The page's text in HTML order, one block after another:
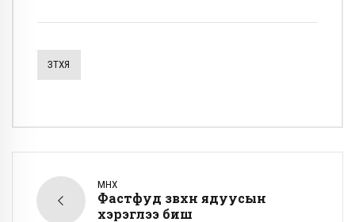
ЗТХЯ
ӨМНӨХ
Фастфуд зөвхөн ядуусын
хэрэглээ биш